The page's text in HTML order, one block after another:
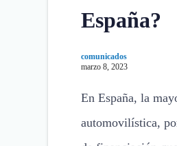
España?
comunicados
marzo 8, 2023
En España, la
automovilística,